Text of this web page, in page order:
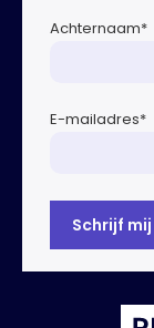
Achternaam*
E-mailadres*